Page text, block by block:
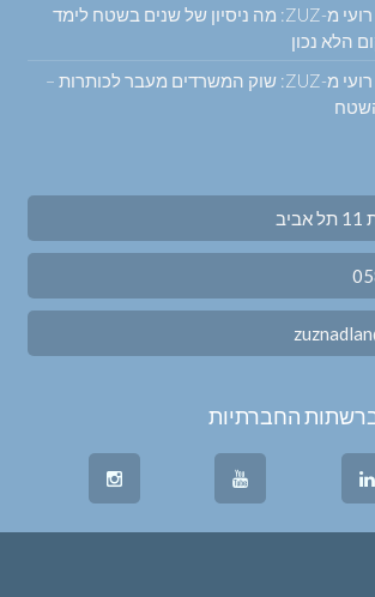
תובנות מהשטח עם רועי מ-ZUZ: מה ניסיון של שנים בשטח לימד
הלא נכון
תובנות מהשטח עם רועי מ-ZUZ: שוק המשרדים מעבר לכותרות –
החברתיות